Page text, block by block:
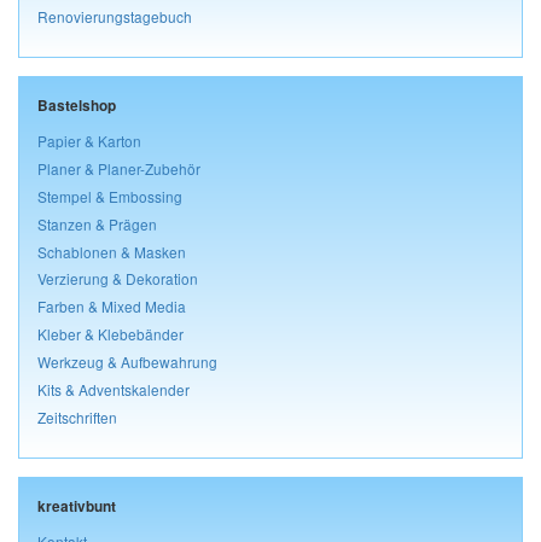
Renovierungstagebuch
Bastelshop
Papier & Karton
Planer & Planer-Zubehör
Stempel & Embossing
Stanzen & Prägen
Schablonen & Masken
Verzierung & Dekoration
Farben & Mixed Media
Kleber & Klebebänder
Werkzeug & Aufbewahrung
Kits & Adventskalender
Zeitschriften
kreativbunt